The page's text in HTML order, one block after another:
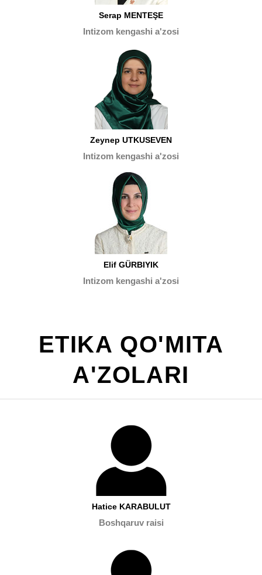
Serap MENTEŞE
Intizom kengashi a'zosi
Zeynep UTKUSEVEN
Intizom kengashi a'zosi
Elif GÜRBIYIK
Intizom kengashi a'zosi
ETIKA QO'MITA
A'ZOLARI
Hatice KARABULUT
Boshqaruv raisi